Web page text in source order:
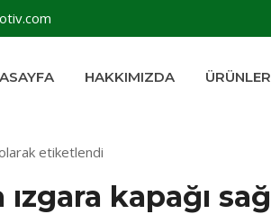
HAKKIMIZDA ÜRÜNLER
etiketlendi
kapağı sağ